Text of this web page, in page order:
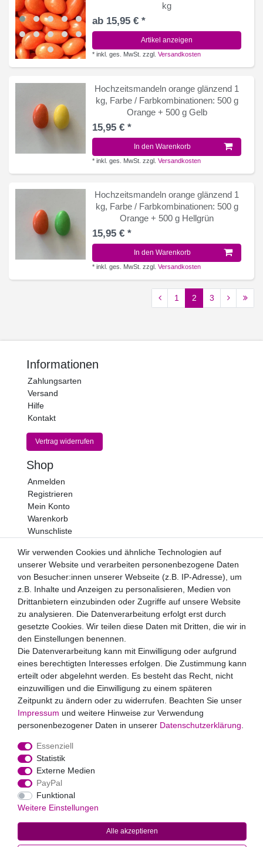
kg
ab 15,95 € *
Artikel anzeigen
*inkl. ges. MwSt. zzgl.Versandkosten
Hochzeitsmandeln orange glänzend 1
kg, Farbe / Farbkombinationen: 500 g
Orange + 500 g Gelb
15,95 € *
In den Warenkorb
*inkl. ges. MwSt. zzgl.Versandkosten
Hochzeitsmandeln orange glänzend 1
kg, Farbe / Farbkombinationen: 500 g
Orange + 500 g Hellgrün
15,95 € *
In den Warenkorb
*inkl. ges. MwSt. zzgl.Versandkosten
1 2 3
Informationen
Zahlungsarten
Versand
Hilfe
Kontakt
Vertrag widerrufen
Shop
Anmelden
Registrieren
Mein Konto
Warenkorb
Wunschliste
Newsletter
E-MAIL **
Newsletter
Honig
Hiermit bestätige ich, dass ich dieDaten­schutz­erklärung
gelesen habe. Meine Einwilligung kann ich jederzeit
widerrufen.**
Abonnieren
** Hierbei handelt es sich um ein Pflichtfeld.
Zahlungsarten
Widerrufs­recht
Markus Baur Premium Weddings
Alle Preise inklusive gesetzlicher Mehrwertsteuer und
Wir verwenden Cookies und ähnliche Technologien auf
unserer Website und verarbeiten personenbezogene Daten
von Besucher:innen unserer Webseite (z.B. IP-Adresse), um
z.B. Inhalte und Anzeigen zu personalisieren, Medien von
Drittanbietern einzubinden oder Zugriffe auf unsere Website
zu analysieren. Die Datenverarbeitung erfolgt erst durch
gesetzte Cookies. Wir teilen diese Daten mit Dritten, die wir in
den Einstellungen benennen.
Die Datenverarbeitung kann mit Einwilligung oder aufgrund
eines berechtigten Interesses erfolgen. Die Zustimmung kann
erteilt oder abgelehnt werden. Es besteht das Recht, nicht
einzuwilligen und die Einwilligung zu einem späteren
Zeitpunkt zu ändern oder zu widerrufen. Beachten Sie unser
Impressum und weitere Hinweise zur Verwendung
personenbezogener Daten in unserer Daten­schutz­erklärung
Essenziell
Statistik
Externe Medien
PayPal
Funktional
Weitere Einstellungen
Alle akzeptieren